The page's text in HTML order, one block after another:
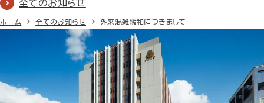
全てのお知らせ
ホーム 全てのお知らせ 外来混雑緩和につきまして